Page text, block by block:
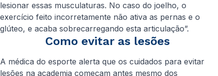
lesionar essas musculaturas. No caso do joelho, o
exercício feito incorretamente não ativa as pernas e o
glúteo, e acaba sobrecarregando esta articulação”.
Como evitar as lesões
A médica do esporte alerta que os cuidados para evitar
lesões na academia começam antes mesmo dos